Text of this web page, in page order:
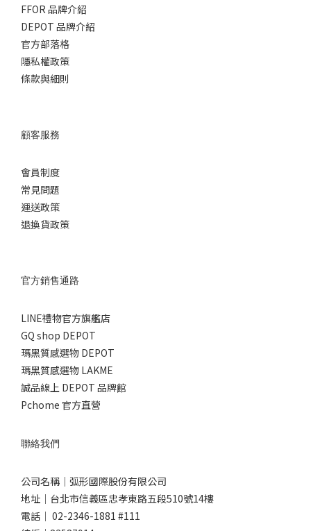
FFOR 品牌介紹
DEPOT 品牌介紹
官方部落格
隱私權政策
條款與細則
顧客服務
會員制度
常見問題
運送政策
退換貨政策
官方銷售通路
LINE禮物官方旗艦店
GQ shop DEPOT
瑪黑質感選物 DEPOT
瑪黑質感選物 LAKME
誠品線上 DEPOT 品牌館
Pchome 官方直營
聯絡我們
公司名稱｜弧形國際股份有限公司
地址｜台北市信義區忠孝東路五段510號14樓
電話｜ 02-2346-1881 #111